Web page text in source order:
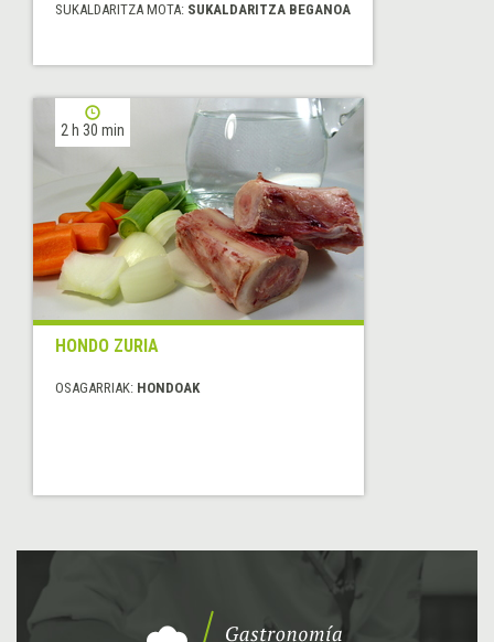
SUKALDARITZA MOTA: SUKALDARITZA BEGANOA
2 h 30 min
HONDO ZURIA
OSAGARRIAK: HONDOAK